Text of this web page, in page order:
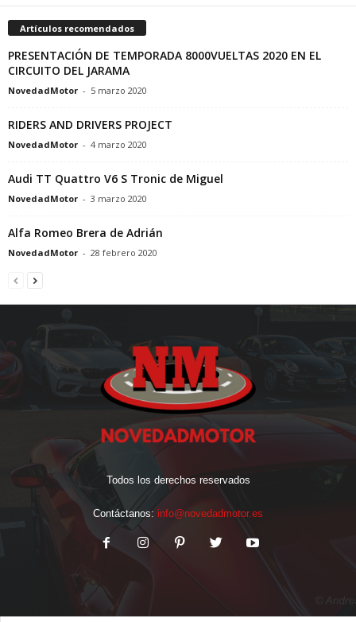
Artículos recomendados
PRESENTACIÓN DE TEMPORADA 8000VUELTAS 2020 EN EL
CIRCUITO DEL JARAMA
NovedadMotor - 5 marzo 2020
RIDERS AND DRIVERS PROJECT
NovedadMotor - 4 marzo 2020
Audi TT Quattro V6 S Tronic de Miguel
NovedadMotor - 3 marzo 2020
Alfa Romeo Brera de Adrián
NovedadMotor - 28 febrero 2020
Todos los derechos reservados
Contáctanos: info@novedadmotor.es